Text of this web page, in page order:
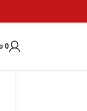
0